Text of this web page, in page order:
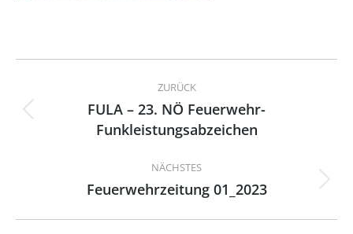
Kommentarnavigation
ZURÜCK
Vorheriger
Beitrag:
FULA – 23. NÖ Feuerwehr-
Funkleistungsabzeichen
NÄCHSTES
Nächster
Feuerwehrzeitung 01_2023